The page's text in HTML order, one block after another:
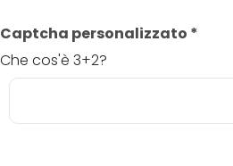
Captcha personalizzato *
Che cos'è 3+2?